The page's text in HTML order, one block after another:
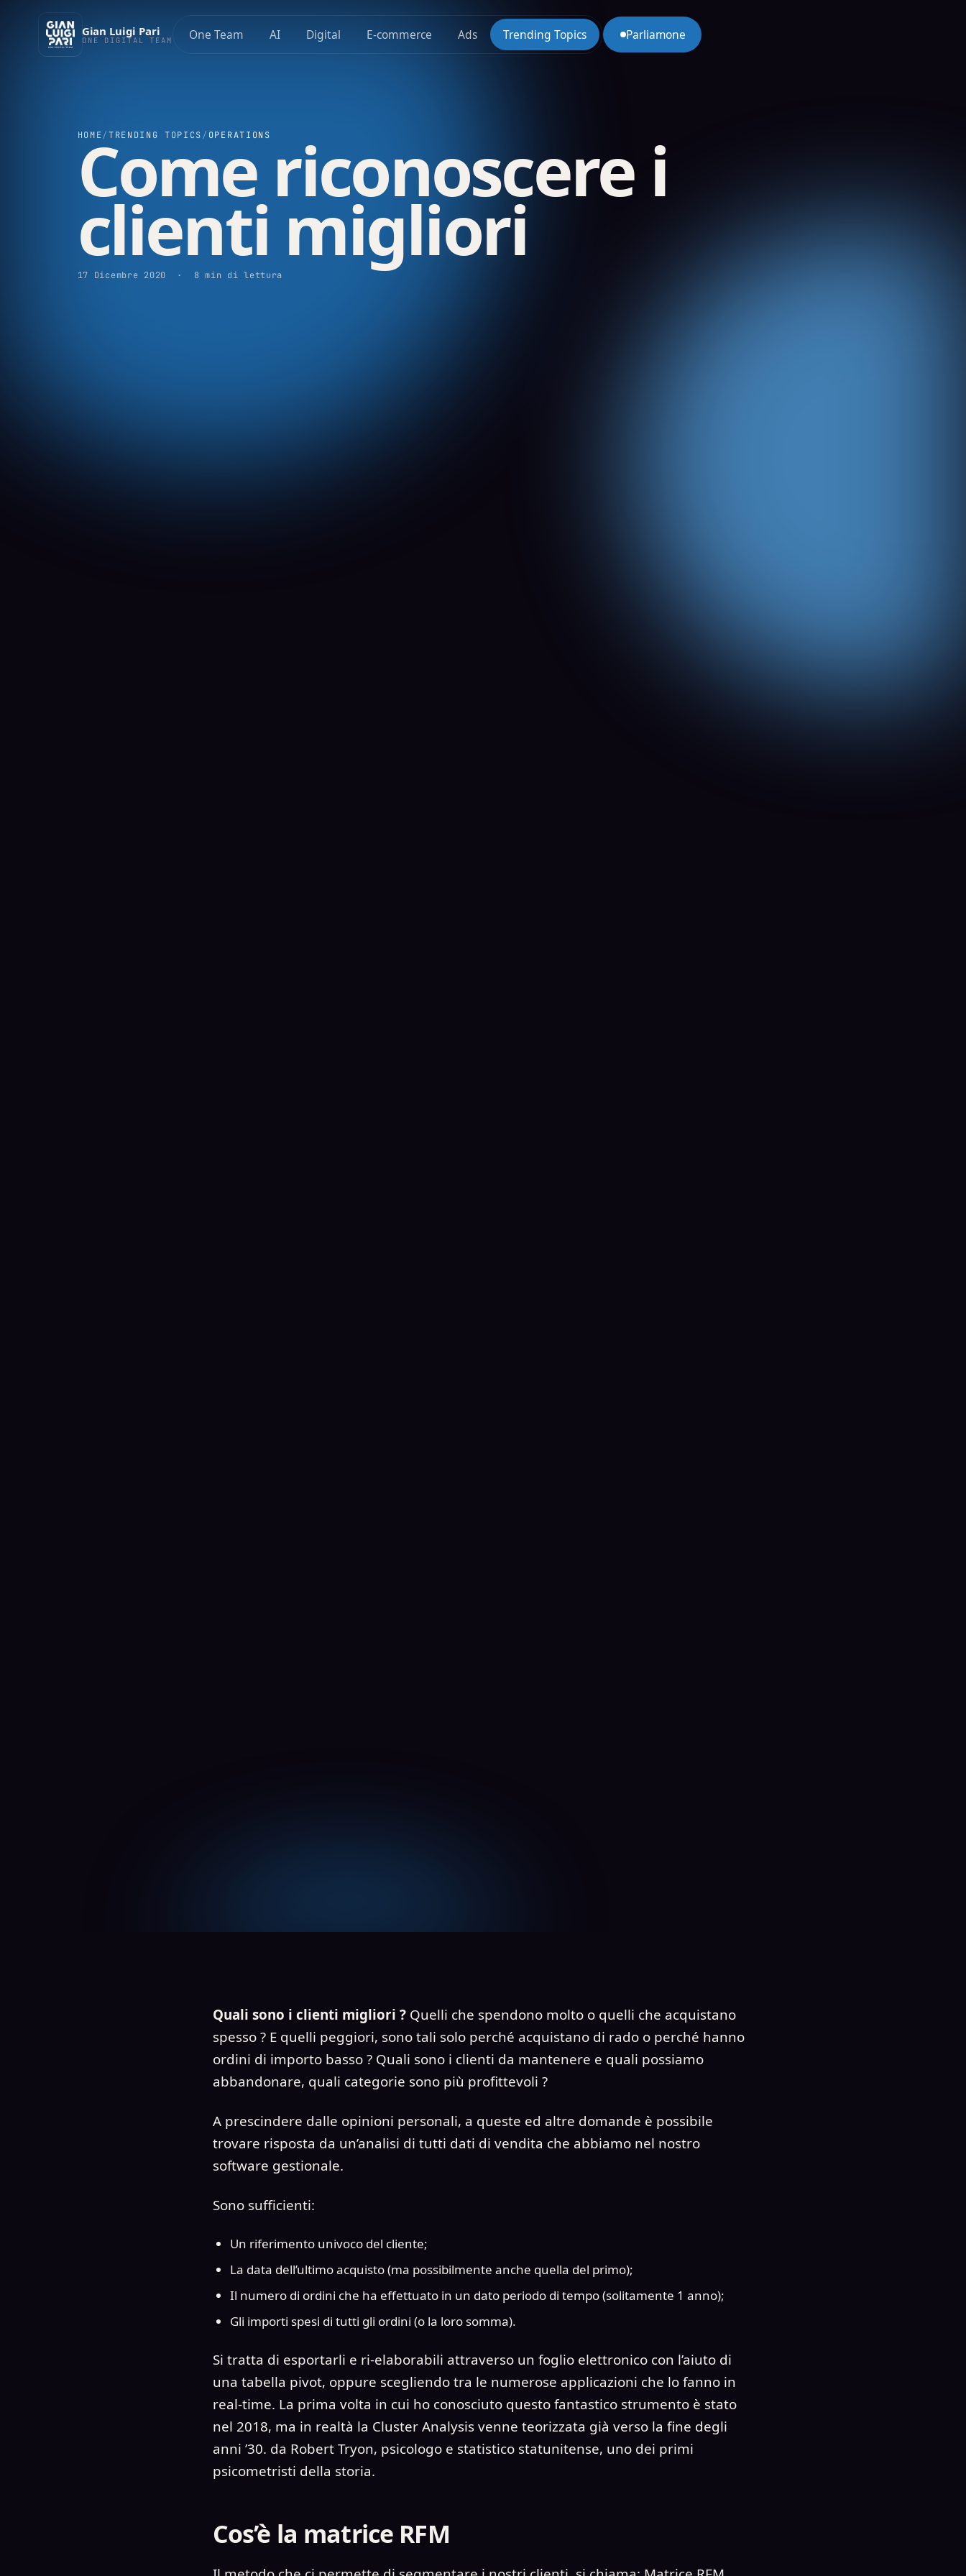
Gian Luigi Pari
ONE DIGITAL TEAM One Team AI Digital E-commerce Ads Trending Topics Parliamone
HOME/TRENDING TOPICS/ OPERATIONS
Come riconoscere i
clienti migliori
17 Dicembre 2020 · 8 min di lettura
Quali sono i clienti migliori ?Quelli che spendono molto o quelli che acquistano
spesso ? E quelli peggiori, sono tali solo perché acquistano di rado o perché hanno
ordini di importo basso ? Quali sono i clienti da mantenere e quali possiamo
abbandonare, quali categorie sono più profittevoli ?
A prescindere dalle opinioni personali, a queste ed altre domande è possibile
trovare risposta da un’analisi di tutti dati di vendita che abbiamo nel nostro
software gestionale.
Sono sufficienti:
Un riferimento univoco del cliente;
La data dell’ultimo acquisto (ma possibilmente anche quella del primo);
Il numero di ordini che ha effettuato in un dato periodo di tempo (solitamente 1 anno);
Gli importi spesi di tutti gli ordini (o la loro somma).
Si tratta di esportarli e ri-elaborabili attraverso un foglio elettronico con l’aiuto di
una tabella pivot, oppure scegliendo tra le numerose applicazioni che lo fanno in
real-time. La prima volta in cui ho conosciuto questo fantastico strumento è stato
nel 2018, ma in realtà la Cluster Analysis venne teorizzata già verso la fine degli
anni ’30. da Robert Tryon, psicologo e statistico statunitense, uno dei primi
psicometristi della storia.
Cos’è la matrice RFM